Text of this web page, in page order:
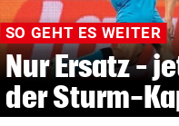
SO GEHT ES WEITER
Nur Ersatz –
der Sturm-